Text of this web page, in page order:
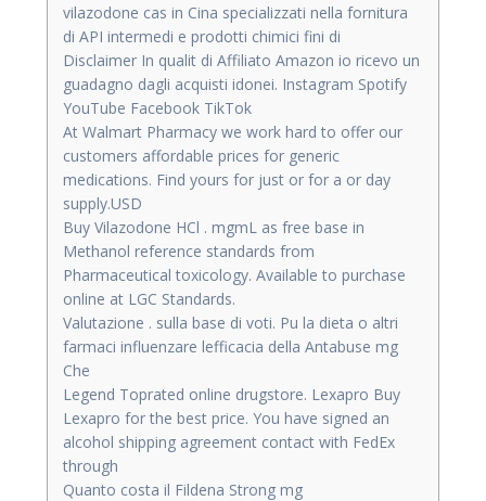
vilazodone cas in Cina specializzati nella fornitura
di API intermedi e prodotti chimici fini di
Disclaimer In qualit di Affiliato Amazon io ricevo un
guadagno dagli acquisti idonei. Instagram Spotify
YouTube Facebook TikTok
At Walmart Pharmacy we work hard to offer our
customers affordable prices for generic
medications. Find yours for just or for a or day
supply.USD
Buy Vilazodone HCl . mgmL as free base in
Methanol reference standards from
Pharmaceutical toxicology. Available to purchase
online at LGC Standards.
Valutazione . sulla base di voti. Pu la dieta o altri
farmaci influenzare lefficacia della Antabuse mg
Che
Legend Toprated online drugstore. Lexapro Buy
Lexapro for the best price. You have signed an
alcohol shipping agreement contact with FedEx
through
Quanto costa il Fildena Strong mg